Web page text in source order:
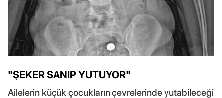
"ŞEKER SANIP YUTUYOR"
Ailelerin küçük çocukların çevrelerinde yutabileceği